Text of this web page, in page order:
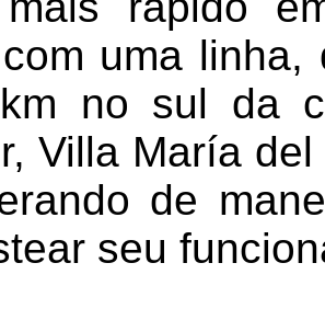
uma
no sul da
Villa María
de
seu